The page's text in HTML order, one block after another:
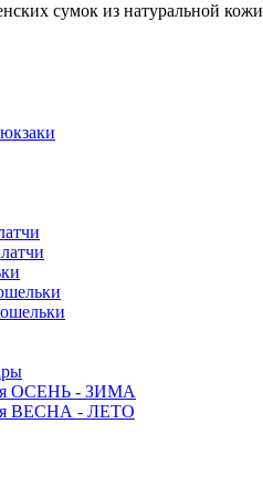
сумок из натуральной кожи
ОСЕНЬ - ЗИМА
ВЕСНА - ЛЕТО